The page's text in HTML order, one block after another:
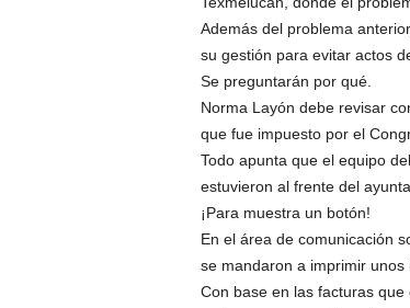
Además del problema
su gestión para evitar actos
Se preguntarán por qué.
Norma Layón debe revisar
que fue impuesto por el
Todo apunta que el equipo
estuvieron al frente del
¡Para muestra un botón!
En el área de comunicación
se mandaron a imprimir unos
Con base en las facturas